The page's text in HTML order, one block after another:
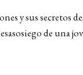
y sus secretos
de una